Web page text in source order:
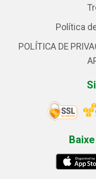
Política
POLÍTICA DE